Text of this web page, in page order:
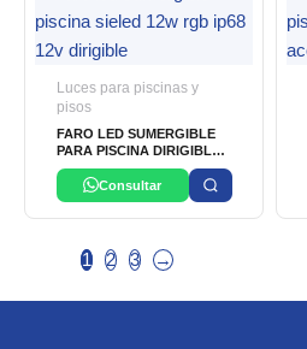
Luces para piscinas y
pisos
FARO LED SUMERGIBLE
PARA PISCINA DIRIGIBLE
DE 12W RGB SMD IP68 12V
SIELEDConsultar
1 2 3 →